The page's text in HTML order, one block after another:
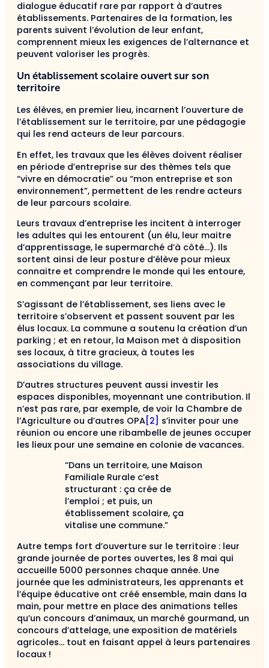
dialogue éducatif rare par rapport à d’autres
établissements. Partenaires de la formation, les
parents suivent l’évolution de leur enfant,
comprennent mieux les exigences de l’alternance et
peuvent valoriser les progrès.
Un établissement scolaire ouvert sur son
territoire
Les élèves, en premier lieu, incarnent l’ouverture de
l’établissement sur le territoire, par une pédagogie
qui les rend acteurs de leur parcours.
En effet, les travaux que les élèves doivent réaliser
en période d’entreprise sur des thèmes tels que
“vivre en démocratie” ou “mon entreprise et son
environnement”, permettent de les rendre acteurs
de leur parcours scolaire.
Leurs travaux d’entreprise les incitent à interroger
les adultes qui les entourent (un élu, leur maitre
d’apprentissage, le supermarché d’à côté…). Ils
sortent ainsi de leur posture d’élève pour mieux
connaitre et comprendre le monde qui les entoure,
en commençant par leur territoire.
S’agissant de l’établissement, ses liens avec le
territoire s’observent et passent souvent par les
élus locaux. La commune a soutenu la création d’un
parking ; et en retour, la Maison met à disposition
ses locaux, à titre gracieux, à toutes les
associations du village.
D’autres structures peuvent aussi investir les
espaces disponibles, moyennant une contribution. Il
n’est pas rare, par exemple, de voir la Chambre de
l’Agriculture ou d’autres OPA[2] s’inviter pour une
réunion ou encore une ribambelle de jeunes occuper
les lieux pour une semaine en colonie de vacances.
“Dans un territoire, une Maison
Familiale Rurale c’est
structurant : ça crée de
l’emploi ; et puis, un
établissement scolaire, ça
vitalise une commune.”
Autre temps fort d’ouverture sur le territoire : leur
grande journée de portes ouvertes, les 8 mai qui
accueille 5000 personnes chaque année. Une
journée que les administrateurs, les apprenants et
l’équipe éducative ont créé ensemble, main dans la
main, pour mettre en place des animations telles
qu’un concours d’animaux, un marché gourmand, un
concours d’attelage, une exposition de matériels
agricoles… tout en faisant appel à leurs partenaires
locaux !